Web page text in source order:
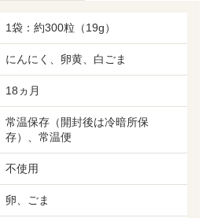
1袋：約300粒（19g）
にんにく、卵黄、白ごま
18ヵ月
常温保存（開封後は冷暗所保
存）、常温便
不使用
卵、ごま